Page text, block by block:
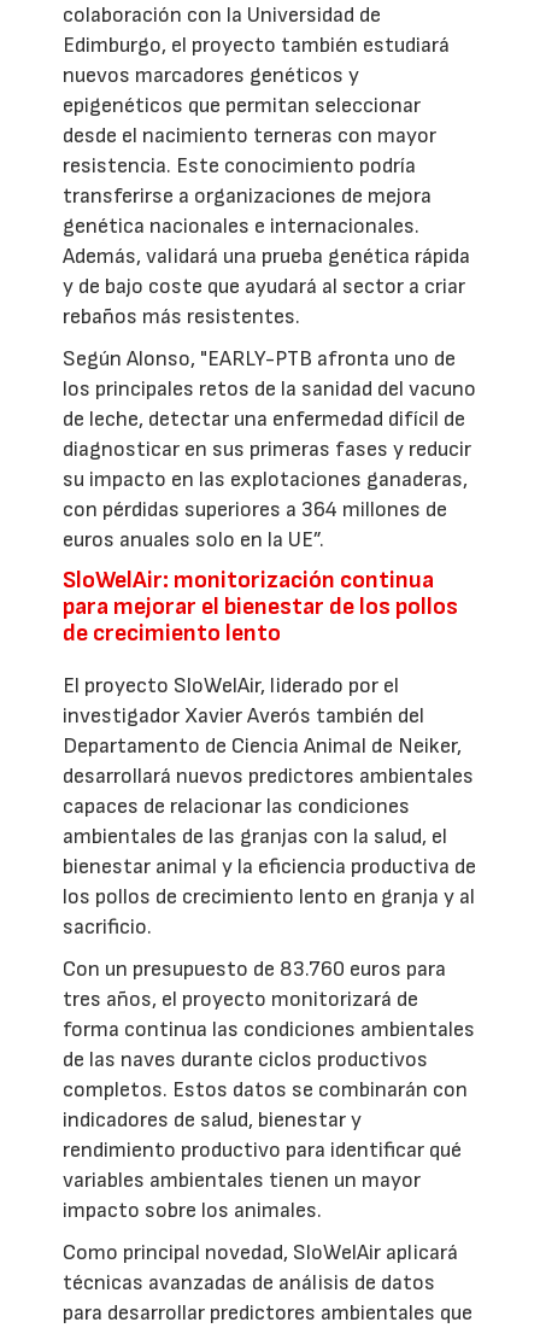
colaboración con la Universidad de
Edimburgo, el proyecto también estudiará
nuevos marcadores genéticos y
epigenéticos que permitan seleccionar
desde el nacimiento terneras con mayor
resistencia. Este conocimiento podría
transferirse a organizaciones de mejora
genética nacionales e internacionales.
Además, validará una prueba genética rápida
y de bajo coste que ayudará al sector a criar
rebaños más resistentes.
Según Alonso, "EARLY-PTB afronta uno de
los principales retos de la sanidad del vacuno
de leche, detectar una enfermedad difícil de
diagnosticar en sus primeras fases y reducir
su impacto en las explotaciones ganaderas,
con pérdidas superiores a 364 millones de
euros anuales solo en la UE”.
SloWelAir: monitorización continua
para mejorar el bienestar de los pollos
de crecimiento lento
El proyecto SloWelAir, liderado por el
investigador Xavier Averós también del
Departamento de Ciencia Animal de Neiker,
desarrollará nuevos predictores ambientales
capaces de relacionar las condiciones
ambientales de las granjas con la salud, el
bienestar animal y la eficiencia productiva de
los pollos de crecimiento lento en granja y al
sacrificio.
Con un presupuesto de 83.760 euros para
tres años, el proyecto monitorizará de
forma continua las condiciones ambientales
de las naves durante ciclos productivos
completos. Estos datos se combinarán con
indicadores de salud, bienestar y
rendimiento productivo para identificar qué
variables ambientales tienen un mayor
impacto sobre los animales.
Como principal novedad, SloWelAir aplicará
técnicas avanzadas de análisis de datos
para desarrollar predictores ambientales que